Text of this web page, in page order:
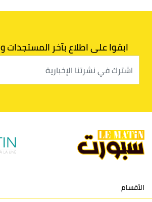
ابقوا على اطلاع بآخر المستجدات
الأقسام